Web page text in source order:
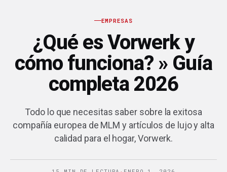
EMPRESAS
¿Qué es Vorwerk y
cómo funciona? » Guía
completa 2026
Todo lo que necesitas saber sobre la exitosa
compañía europea de MLM y artículos de lujo y alta
calidad para el hogar, Vorwerk.